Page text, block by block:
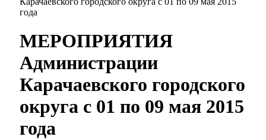
года
МЕРОПРИЯТИЯ
Администрации
Карачаевского городского
округа с 01 по 09 мая 2015
года